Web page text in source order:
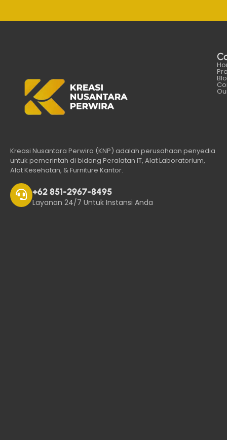
Kreasi Nusantara Perwira (KNP) adalah perusahaan penyedia
untuk pemerintah di bidang Peralatan IT, Alat Laboratorium,
Alat Kesehatan, & Furniture Kantor.
+62 851-2967-8495
Layanan 24/7 Untuk Instansi Anda